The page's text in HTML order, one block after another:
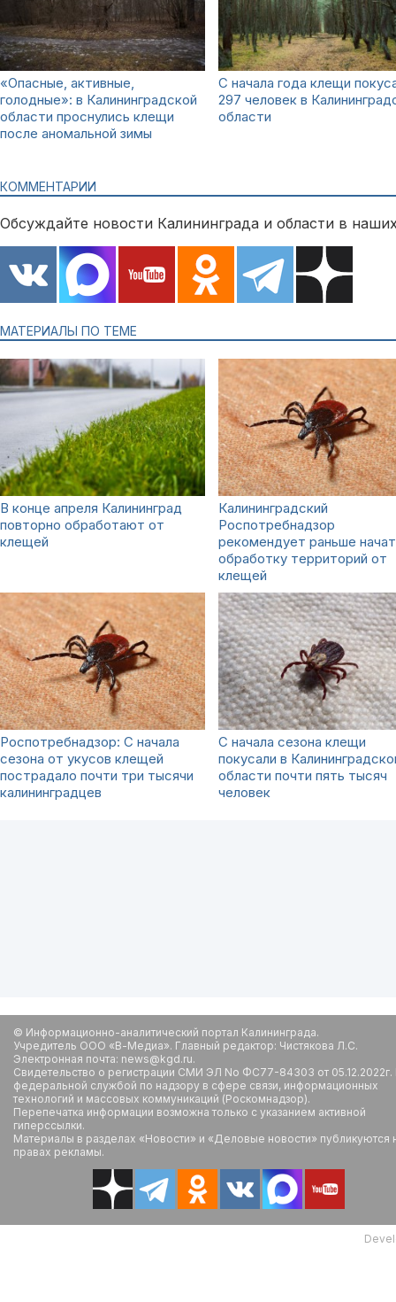
«Опасные, активные,
голодные»: в Калининградской
области проснулись клещи
после аномальной зимы
С начала года клещи
297 человек в
области
КОММЕНТАРИИ
Обсуждайте новости Калининграда и области в
МАТЕРИАЛЫ ПО ТЕМЕ
В конце апреля Калининград
повторно обработают от
клещей
Калининградский
Роспотребнадзор
рекомендует раньше
обработку территорий от
клещей
Роспотребнадзор: С начала
сезона от укусов клещей
пострадало почти три тысячи
калининградцев
С начала сезона клещи
покусали в
области почти пять тысяч
человек
© Информационно-аналитический портал Калининграда.
Учредитель ООО «В-Медиа». Главный редактор: Чистякова Л.С.
Электронная почта: news@kgd.ru.
Свидетельство о регистрации СМИ ЭЛ No ФС77-84303 от
федеральной службой по надзору в сфере связи, информационных
технологий и массовых коммуникаций (Роскомнадзор).
Перепечатка информации возможна только с указанием активной
гиперссылки.
Материалы в разделах «Новости» и «Деловые новости» публикуются
правах рекламы.